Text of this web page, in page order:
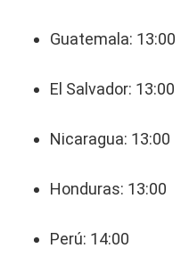
Guatemala: 13:00
El Salvador: 13:00
Nicaragua: 13:00
Honduras: 13:00
Perú: 14:00